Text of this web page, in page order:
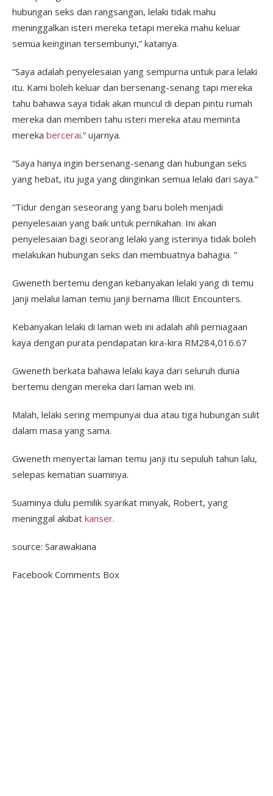
hubungan seks dan rangsangan, lelaki tidak mahu
meninggalkan isteri mereka tetapi mereka mahu keluar
semua keinginan tersembunyi,” katanya.
“Saya adalah penyelesaian yang sempurna untuk para lelaki
itu. Kami boleh keluar dan bersenang-senang tapi mereka
tahu bahawa saya tidak akan muncul di depan pintu rumah
mereka dan memberi tahu isteri mereka atau meminta
mereka bercerai.” ujarnya.
“Saya hanya ingin bersenang-senang dan hubungan seks
yang hebat, itu juga yang diinginkan semua lelaki dari saya.”
“Tidur dengan seseorang yang baru boleh menjadi
penyelesaian yang baik untuk pernikahan. Ini akan
penyelesaian bagi seorang lelaki yang isterinya tidak boleh
melakukan hubungan seks dan membuatnya bahagia. ”
Gweneth bertemu dengan kebanyakan lelaki yang di temu
janji melalui laman temu janji bernama Illicit Encounters.
Kebanyakan lelaki di laman web ini adalah ahli perniagaan
kaya dengan purata pendapatan kira-kira RM284,016.67
Gweneth berkata bahawa lelaki kaya dari seluruh dunia
bertemu dengan mereka dari laman web ini.
Malah, lelaki sering mempunyai dua atau tiga hubungan sulit
dalam masa yang sama.
Gweneth menyertai laman temu janji itu sepuluh tahun lalu,
selepas kematian suaminya.
Suaminya dulu pemilik syarikat minyak, Robert, yang
meninggal akibat kanser.
source: Sarawakiana
Facebook Comments Box